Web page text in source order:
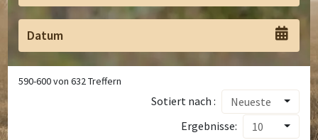
590-600von632Treffern
Sotiert nach :
Neueste
Ergebnisse:
10